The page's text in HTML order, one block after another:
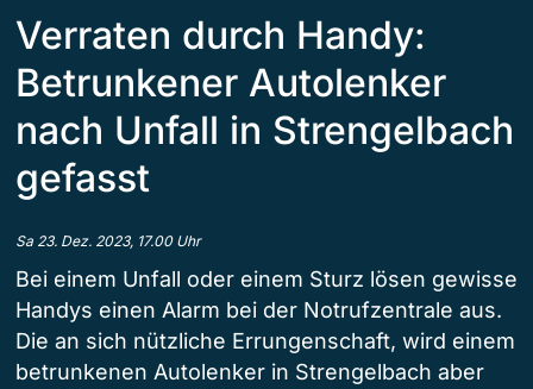
Verraten durch Handy:
Betrunkener Autolenker
nach Unfall in Strengelbach
gefasst
Sa 23. Dez. 2023, 17.00 Uhr
Bei einem Unfall oder einem Sturz lösen gewisse
Handys einen Alarm bei der Notrufzentrale aus.
Die an sich nützliche Errungenschaft, wird einem
betrunkenen Autolenker in Strengelbach aber